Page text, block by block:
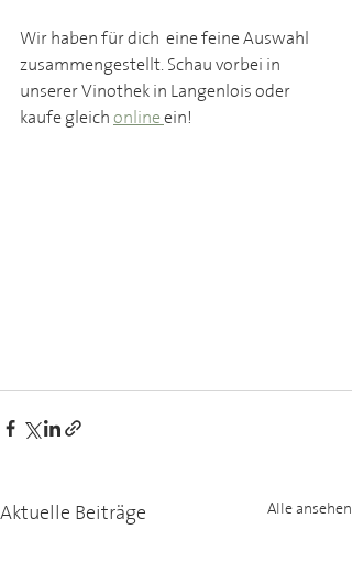
Wir haben für dich  eine feine Auswahl
zusammengestellt. Schau vorbei in
unserer Vinothek in Langenlois oder
kaufe gleich online ein!
Aktuelle Beiträge Alle ansehen